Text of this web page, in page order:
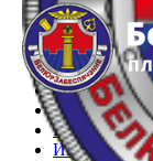
Главная
Реестр
Реестр
Частное
Интернет-
Интернет-